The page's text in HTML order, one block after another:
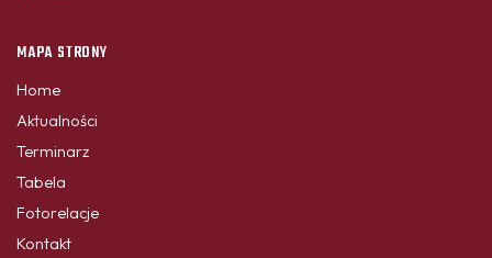
MAPA STRONY
Home
Aktualności
Terminarz
Tabela
Fotorelacje
Kontakt